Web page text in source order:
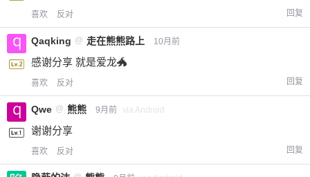
喜欢 反对 回复
Qaqking @ 走在熊熊路上 10月前
感谢分享 就是爱龙🐲
喜欢 反对 回复
Qwe @ 熊熊 9月前 via Android
谢谢分享
喜欢 反对 回复